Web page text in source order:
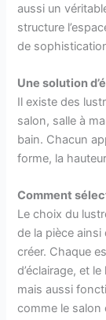
aussi un
structure
de
Une solution
Il existe des
salon, salle à
bain. Chacun
forme, la
Comment
Le choix du
de la pièce ainsi
créer. Chaque
d’éclairage, et
mais aussi
comme le salon